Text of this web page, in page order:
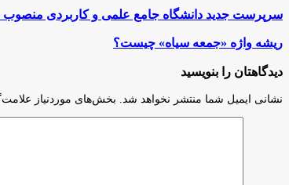
سرپرست
دانشگاه
جامع
علمی
و
کاربردی
منصوب
سرپرست جدید دانشگاه جامع علمی و کاربردی
ریشه
«جمعه
سیاه»
چیست؟
ریشه واژه «جمعه سیاه» چیست؟
دیدگاهتان را بنویسید
نشانی ایمیل شما منتشر نخواهد شد. بخش‌های موردنیاز